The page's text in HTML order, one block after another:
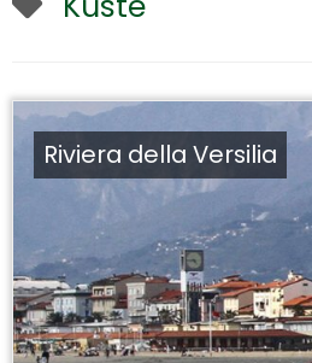
Riviera della Versilia